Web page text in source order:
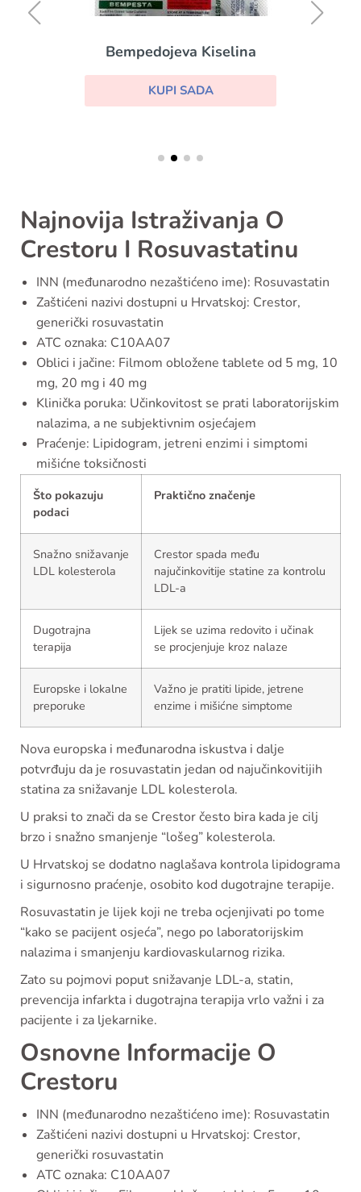
Bempedojeva Kiselina
KUPI SADA
Najnovija Istraživanja O
Crestoru I Rosuvastatinu
INN (međunarodno nezaštićeno ime): Rosuvastatin
Zaštićeni nazivi dostupni u Hrvatskoj: Crestor,
generički rosuvastatin
ATC oznaka: C10AA07
Oblici i jačine: Filmom obložene tablete od 5 mg, 10
mg, 20 mg i 40 mg
Klinička poruka: Učinkovitost se prati laboratorijskim
nalazima, a ne subjektivnim osjećajem
Praćenje: Lipidogram, jetreni enzimi i simptomi
mišićne toksičnosti
Što pokazuju
podaci
Praktično značenje
Snažno snižavanje
LDL kolesterola
Crestor spada među
najučinkovitije statine za kontrolu
LDL-a
Dugotrajna
terapija
Lijek se uzima redovito i učinak
se procjenjuje kroz nalaze
Europske i lokalne
preporuke
Važno je pratiti lipide, jetrene
enzime i mišićne simptome
Nova europska i međunarodna iskustva i dalje
potvrđuju da je rosuvastatin jedan od najučinkovitijih
statina za snižavanje LDL kolesterola.
U praksi to znači da se Crestor često bira kada je cilj
brzo i snažno smanjenje “lošeg” kolesterola.
U Hrvatskoj se dodatno naglašava kontrola lipidograma
i sigurnosno praćenje, osobito kod dugotrajne terapije.
Rosuvastatin je lijek koji ne treba ocjenjivati po tome
“kako se pacijent osjeća”, nego po laboratorijskim
nalazima i smanjenju kardiovaskularnog rizika.
Zato su pojmovi poput snižavanje LDL-a, statin,
prevencija infarkta i dugotrajna terapija vrlo važni i za
pacijente i za ljekarnike.
Osnovne Informacije O
Crestoru
INN (međunarodno nezaštićeno ime): Rosuvastatin
Zaštićeni nazivi dostupni u Hrvatskoj: Crestor,
generički rosuvastatin
ATC oznaka: C10AA07